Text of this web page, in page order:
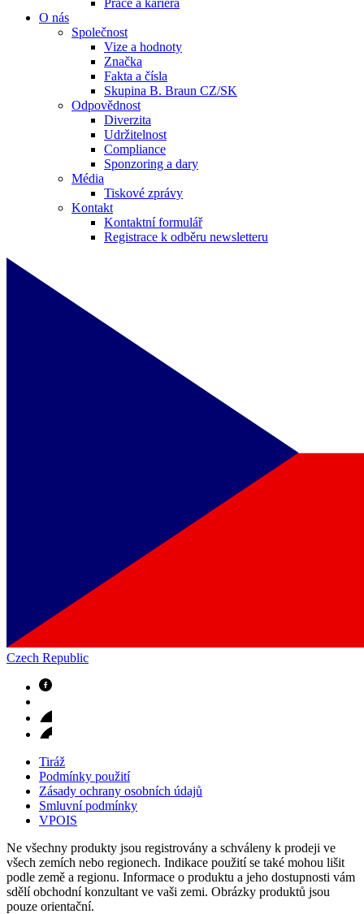
Práce a kariéra
O nás
Společnost
Vize a hodnoty
Značka
Fakta a čísla
Skupina B. Braun CZ/SK
Odpovědnost
Diverzita
Udržitelnost
Compliance
Sponzoring a dary
Média
Tiskové zprávy
Kontakt
Kontaktní formulář
Registrace k odběru newsletteru
Czech Republic
Tiráž
Podmínky použití
Zásady ochrany osobních údajů
Smluvní podmínky
VPOIS
Ne všechny produkty jsou registrovány a schváleny k prodeji ve
všech zemích nebo regionech. Indikace použití se také mohou lišit
podle země a regionu. Informace o produktu a jeho dostupnosti vám
sdělí obchodní konzultant ve vaši zemi. Obrázky produktů jsou
pouze orientační.